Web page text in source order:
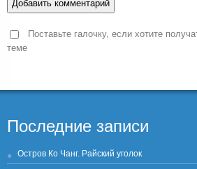
Поставьте галочку, если хотите
теме
Последние записи
Остров Ко Чанг. Райский уголок